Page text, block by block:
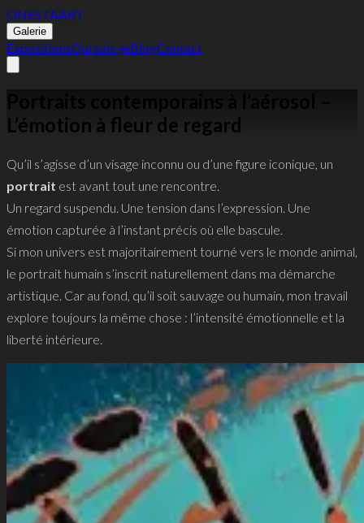
ONESTAART
Galerie
ExpositionsQui suis-jeBlogContact
L’émotion à fleur de regard
Qu’il s’agisse d’un visage inconnu ou d’une figure iconique, un
portrait est avant tout une rencontre.
Un regard suspendu. Une tension dans l’expression. Une
émotion capturée à l’instant précis où elle bascule.
Si mon univers est majoritairement tourné vers le monde animal,
le portrait humain s’inscrit naturellement dans ma démarche
artistique. Car au fond, qu’il soit sauvage ou humain, mon travail
explore toujours la même chose : l’intensité émotionnelle et la
liberté intérieure.